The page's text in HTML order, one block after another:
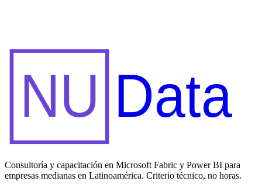
NU Data
Consultoría y capacitación en Microsoft Fabric y Power BI para
empresas medianas en Latinoamérica. Criterio técnico, no horas.